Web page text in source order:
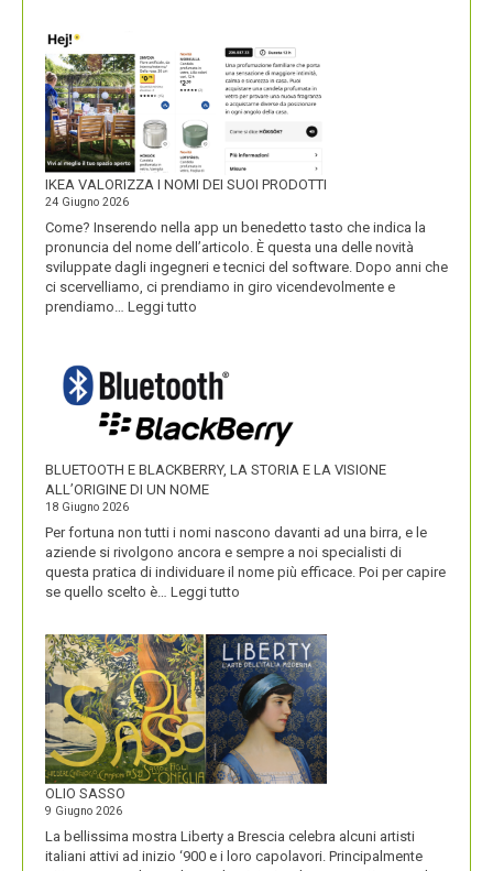
IKEA VALORIZZA I NOMI DEI SUOI PRODOTTI
24 Giugno 2026
Come? Inserendo nella app un benedetto tasto che indica la
pronuncia del nome dell’articolo. È questa una delle novità
sviluppate dagli ingegneri e tecnici del software. Dopo anni che
ci scervelliamo, ci prendiamo in giro vicendevolmente e
prendiamo… Leggi tutto
NOMI
DEI
SUOI
PRODOTTI
BLUETOOTH E BLACKBERRY, LA STORIA E LA VISIONE
ALL’ORIGINE DI UN NOME
18 Giugno 2026
Per fortuna non tutti i nomi nascono davanti ad una birra, e le
aziende si rivolgono ancora e sempre a noi specialisti di
questa pratica di individuare il nome più efficace. Poi per capire
se quello scelto è… Leggi tutto
BLACKBERRY,
LA
STORIA
E
LA
VISIONE
ALL’ORIGINE
DI
NOME
OLIO SASSO
9 Giugno 2026
La bellissima mostra Liberty a Brescia celebra alcuni artisti
italiani attivi ad inizio ‘900 e i loro capolavori. Principalmente